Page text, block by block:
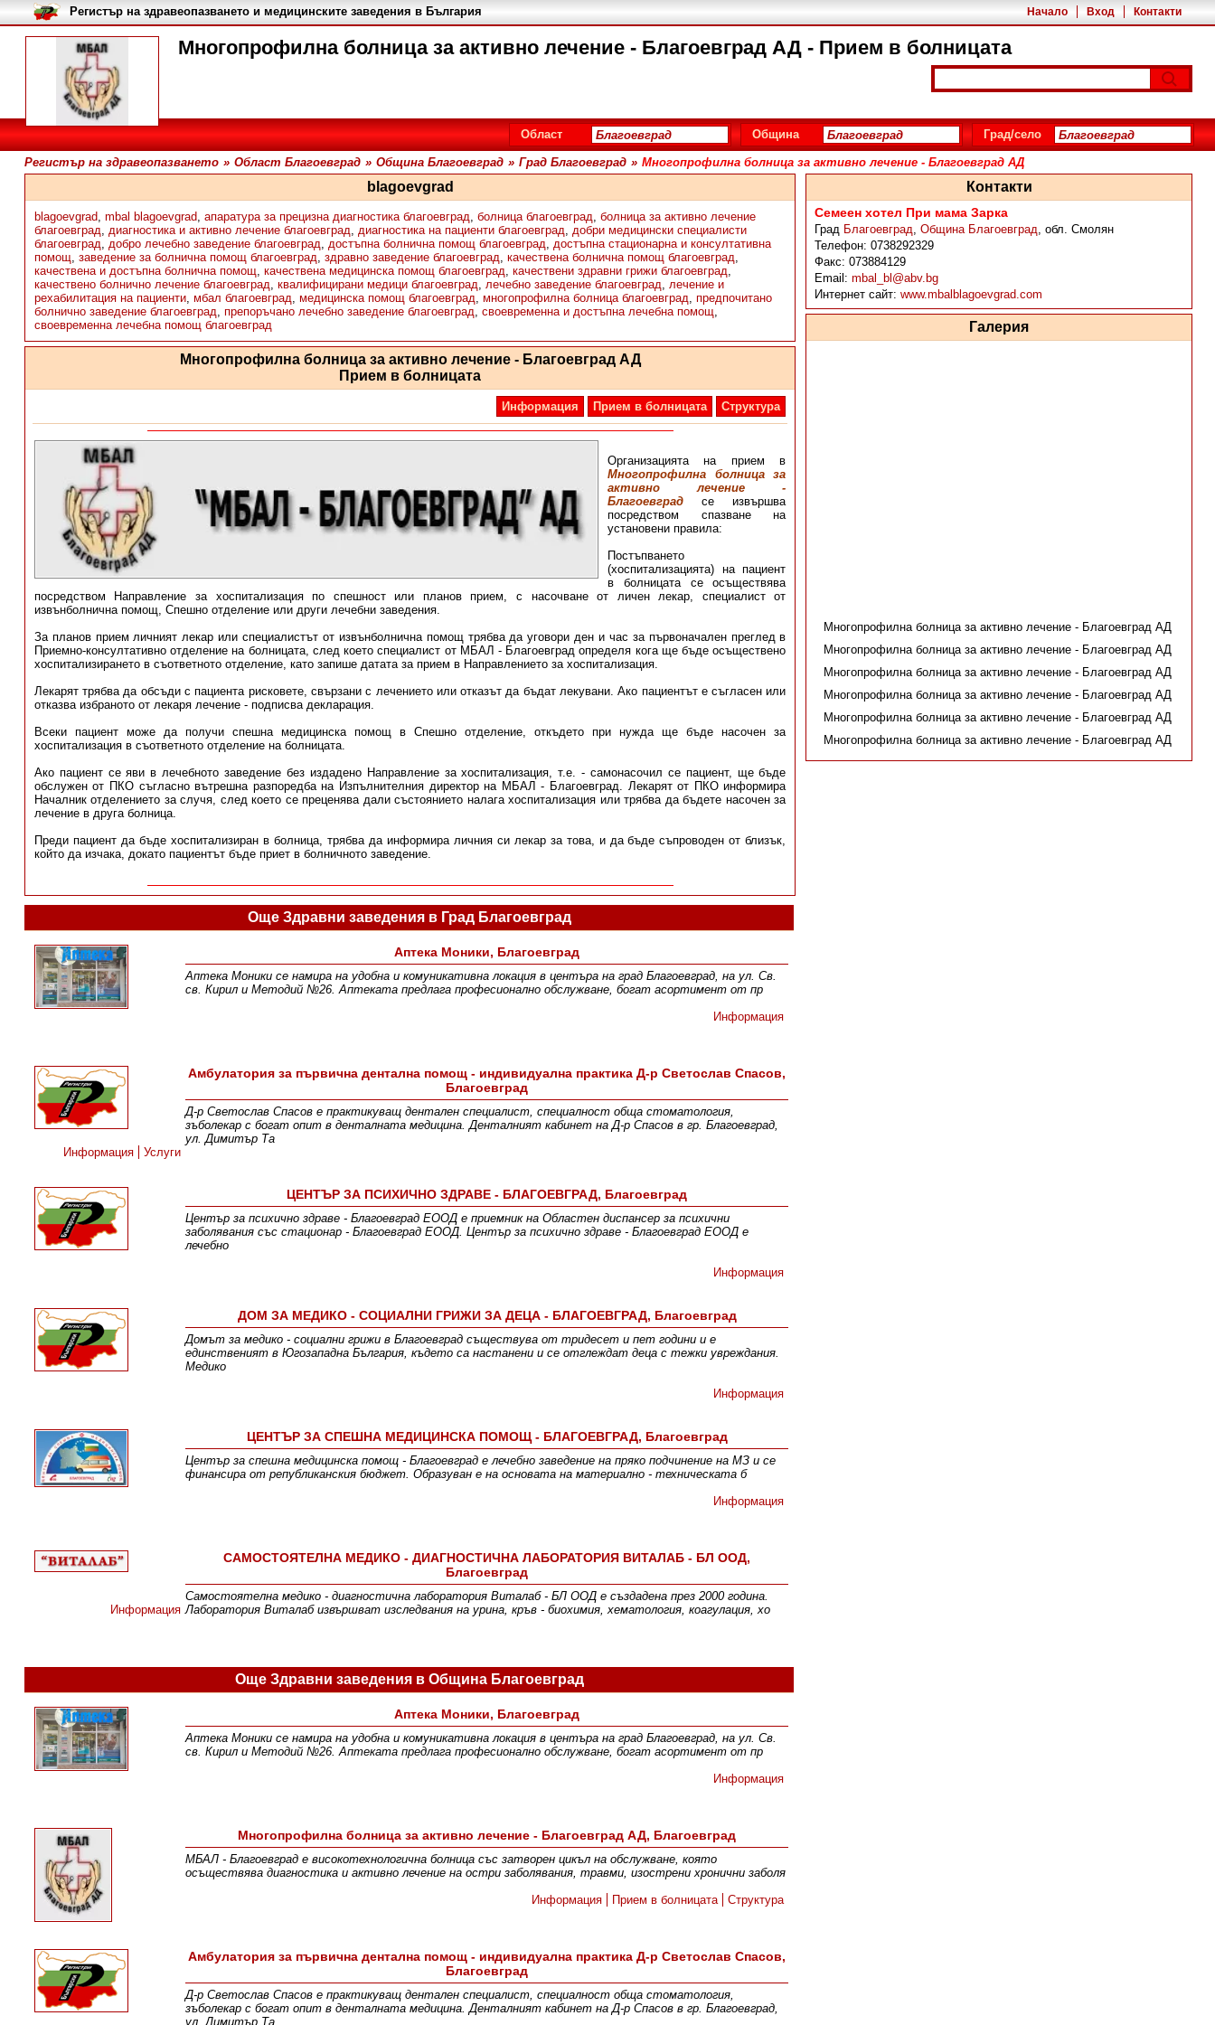
Многопрофилна болница за активно лечение - Благоевград АД - Прием в болницата
Начало Вход Контакти
Регистър на здравеопазването и медицинските заведения в България
Област Община Град/село
Регистър на здравеопазването » Област Благоевград » Община Благоевград » Град Благоевград » Многопрофилна болница за активно лечение - Благоевград АД
blagoevgrad
blagoevgrad, mbal blagoevgrad, апаратура за прецизна диагностика благоевград, болница благоевград, болница за активно лечение
благоевград, диагностика и активно лечение благоевград, диагностика на пациенти благоевград, добри медицински специалисти
благоевград, добро лечебно заведение благоевград, достъпна болнична помощ благоевград, достъпна стационарна и консултативна
помощ, заведение за болнична помощ благоевград, здравно заведение благоевград, качествена болнична помощ благоевград,
качествена и достъпна болнична помощ, качествена медицинска помощ благоевград, качествени здравни грижи благоевград,
качествено болнично лечение благоевград, квалифицирани медици благоевград, лечебно заведение благоевград, лечение и
рехабилитация на пациенти, мбал благоевград, медицинска помощ благоевград, многопрофилна болница благоевград, предпочитано
болнично заведение благоевград, препоръчано лечебно заведение благоевград, своевременна и достъпна лечебна помощ,
своевременна лечебна помощ благоевград
Многопрофилна болница за активно лечение - Благоевград АД
Прием в болницата
Информация Прием в болницата Структура
Организацията на прием в
Многопрофилна болница за
активно лечение -
Благоевградсе извършва
посредством спазване на
установени правила:
Постъпването
(хоспитализацията) на пациент
в болницата се осъществява
посредством Направление за хоспитализация по спешност или планов прием, с насочване от личен лекар, специалист от
извънболнична помощ, Спешно отделение или други лечебни заведения.
За планов прием личният лекар или специалистът от извънболнична помощ трябва да уговори ден и час за първоначален преглед в
Приемно-консултативно отделение на болницата, след което специалист от МБАЛ - Благоевград определя кога ще бъде осъществено
хоспитализирането в съответното отделение, като запише датата за прием в Направлението за хоспитализация.
Лекарят трябва да обсъди с пациента рисковете, свързани с лечението или отказът да бъдат лекувани. Ако пациентът е съгласен или
отказва избраното от лекаря лечение - подписва декларация.
Всеки пациент може да получи спешна медицинска помощ в Спешно отделение, откъдето при нужда ще бъде насочен за
хоспитализация в съответното отделение на болницата.
Ако пациент се яви в лечебното заведение без издадено Направление за хоспитализация, т.е. - самонасочил се пациент, ще бъде
обслужен от ПКО съгласно вътрешна разпоредба на Изпълнителния директор на МБАЛ - Благоевград. Лекарят от ПКО информира
Началник отделението за случя, след което се преценява дали състоянието налага хоспитализация или трябва да бъдете насочен за
лечение в друга болница.
Преди пациент да бъде хоспитализиран в болница, трябва да информира личния си лекар за това, и да бъде съпроводен от близък,
който да изчака, докато пациентът бъде приет в болничното заведение.
Контакти
Семеен хотел При мама Зарка
Град Благоевград, Община Благоевград, обл. Смолян
Телефон: 0738292329
Факс: 073884129
Email: mbal_bl@abv.bg
Интернет сайт: www.mbalblagoevgrad.com
Галерия
Многопрофилна болница за активно лечение - Благоевград АД
Многопрофилна болница за активно лечение - Благоевград АД
Многопрофилна болница за активно лечение - Благоевград АД
Многопрофилна болница за активно лечение - Благоевград АД
Многопрофилна болница за активно лечение - Благоевград АД
Многопрофилна болница за активно лечение - Благоевград АД
Още Здравни заведения в Град Благоевград
Аптека Моники, Благоевград
Аптека Моники се намира на удобна и комуникативна локация в центъра на град Благоевград, на ул. Св.
св. Кирил и Методий №26. Аптеката предлага професионално обслужване, богат асортимент от пр
Информация
Амбулатория за първична дентална помощ - индивидуална практика Д-р Светослав Спасов,
Благоевград
Д-р Светослав Спасов е практикуващ дентален специалист, специалност обща стоматология,
зъболекар с богат опит в денталната медицина. Денталният кабинет на Д-р Спасов в гр. Благоевград,
ул. Димитър Та
Информация
Услуги
ЦЕНТЪР ЗА ПСИХИЧНО ЗДРАВЕ - БЛАГОЕВГРАД, Благоевград
Център за психично здраве - Благоевград ЕООД е приемник на Областен диспансер за психични
заболявания със стационар - Благоевград ЕООД. Център за психично здраве - Благоевград ЕООД е
лечебно
Информация
ДОМ ЗА МЕДИКО - СОЦИАЛНИ ГРИЖИ ЗА ДЕЦА - БЛАГОЕВГРАД, Благоевград
Домът за медико - социални грижи в Благоевград съществува от тридесет и пет години и е
единственият в Югозападна България, където са настанени и се отглеждат деца с тежки увреждания.
Медико
Информация
ЦЕНТЪР ЗА СПЕШНА МЕДИЦИНСКА ПОМОЩ - БЛАГОЕВГРАД, Благоевград
Център за спешна медицинска помощ - Благоевград е лечебно заведение на пряко подчинение на МЗ и се
финансира от републиканския бюджет. Образуван е на основата на материално - техническата б
Информация
САМОСТОЯТЕЛНА МЕДИКО - ДИАГНОСТИЧНА ЛАБОРАТОРИЯ ВИТАЛАБ - БЛ ООД,
Благоевград
Самостоятелна медико - диагностична лаборатория Виталаб - БЛ ООД е създадена през 2000 година.
Лаборатория Виталаб извършват изследвания на урина, кръв - биохимия, хематология, коагулация, хо
Информация
Още Здравни заведения в Община Благоевград
Аптека Моники, Благоевград
Аптека Моники се намира на удобна и комуникативна локация в центъра на град Благоевград, на ул. Св.
св. Кирил и Методий №26. Аптеката предлага професионално обслужване, богат асортимент от пр
Информация
Многопрофилна болница за активно лечение - Благоевград АД, Благоевград
МБАЛ - Благоевград е високотехнологична болница със затворен цикъл на обслужване, която
осъществява диагностика и активно лечение на остри заболявания, травми, изострени хронични заболя
Информация
Прием в болницата Структура
Амбулатория за първична дентална помощ - индивидуална практика Д-р Светослав Спасов,
Благоевград
Д-р Светослав Спасов е практикуващ дентален специалист, специалност обща стоматология,
зъболекар с богат опит в денталната медицина. Денталният кабинет на Д-р Спасов в гр. Благоевград,
ул. Димитър Та